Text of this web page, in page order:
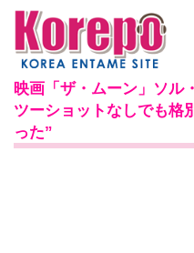
映画「ザ・ムーン」ソル
ツーショットなしでも
った”